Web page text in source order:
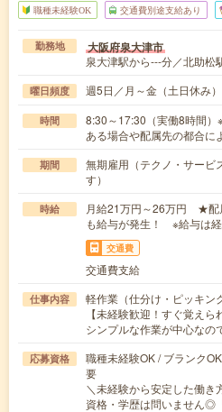
職種未経験OK 交通費別途支給あり
勤務地 大阪府泉大津市
泉大津駅から---分／北助松
曜日頻度 週5日／月～金（土日休み）
時間
8:30～17:30（実働8時間
ある場合や配属先の都合
期間
無期雇用（テクノ・サービ
す）
時給
月給21万円～26万円 ★配
も給与が発生！ ※給与は
交通費
交通費支給
仕事内容
軽作業（仕分け・ピッキン
【未経験歓迎！すぐ覚えら
シンプルな作業が中心な
応募資格
職種未経験OK / ブランク
要
＼未経験から安定した働き
資格・学歴は問いません◎